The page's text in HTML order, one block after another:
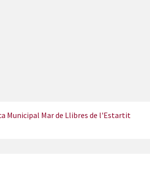
Municipal Mar de Llibres de l'Estartit